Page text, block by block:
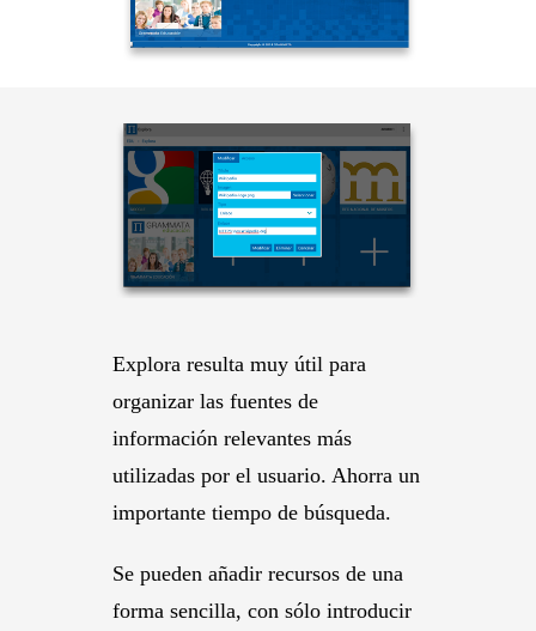
Explora resulta muy útil para
organizar las fuentes de
información relevantes más
utilizadas por el usuario. Ahorra un
importante tiempo de búsqueda.
Se pueden añadir recursos de una
forma sencilla, con sólo introducir